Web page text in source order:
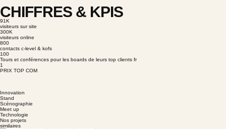
CHIFFRES & KPIS
91K
visiteurs sur site
300K
visiteurs online
800
contacts c-level & kofs
100
Tours et conférences pour les boards de leurs top clients fr
1
PRIX TOP COM
Innovation
Stand
Scénographie
Meet up
Technologie
Nos projets
similaires